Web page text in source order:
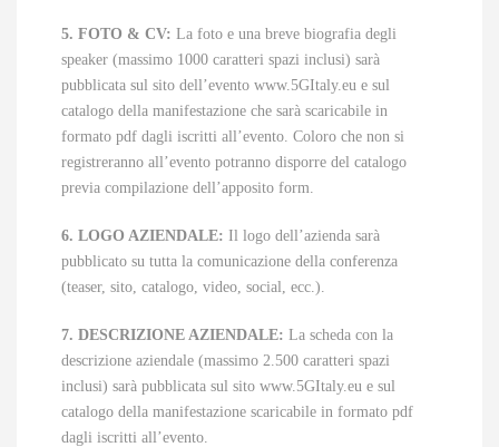
5. FOTO & CV: La foto e una breve biografia degli
speaker (massimo 1000 caratteri spazi inclusi) sarà
pubblicata sul sito dell’evento www.5GItaly.eu e sul
catalogo della manifestazione che sarà scaricabile in
formato pdf dagli iscritti all’evento. Coloro che non si
registreranno all’evento potranno disporre del catalogo
previa compilazione dell’apposito form.
6. LOGO AZIENDALE: Il logo dell’azienda sarà
pubblicato su tutta la comunicazione della conferenza
(teaser, sito, catalogo, video, social, ecc.).
7. DESCRIZIONE AZIENDALE: La scheda con la
descrizione aziendale (massimo 2.500 caratteri spazi
inclusi) sarà pubblicata sul sito www.5GItaly.eu e sul
catalogo della manifestazione scaricabile in formato pdf
dagli iscritti all’evento.